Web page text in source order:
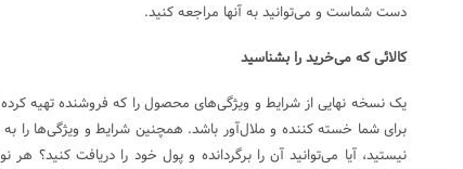
دست شماست و می‌توانید به آنها مراجعه کنید.
کالائی که می‌خرید را بشناسید
یک نسخه نهایی از شرایط و ویژگی‌های محصول را که فروشنده تهیه
برای شما خسته کننده و ملال‌آور باشد. همچنین شرایط و ویژگی‌ها را
نیستید، آیا می‌توانید آن را برگردانده و پول خود را دریافت کنید؟